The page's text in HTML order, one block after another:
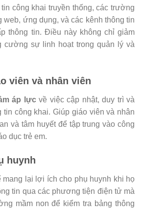
công khai truyền thống, các trường
web, ứng dụng, và các kênh thông tin
thông tin. Điều này không chỉ giảm
cường sự linh hoạt trong quản lý và
viên và nhân viên
áp lựcvề việc cập nhật, duy trì và
tin công khai. Giúp giáo viên và nhân
và tâm huyết để tập trung vào công
dục trẻ em.
huynh
mang lại lợi ích cho phụ huynh khi họ
tin qua các phương tiện điện tử mà
mầm non để kiểm tra bảng thông